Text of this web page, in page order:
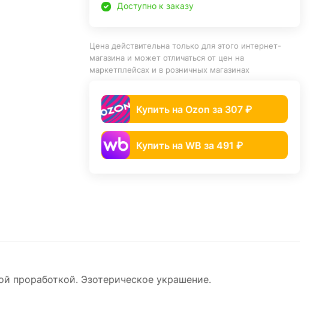
Доступно к заказу
Цена действительна только для этого интернет-
магазина и может отличаться от цен на
маркетплейсах и в розничных магазинах
Купить на Ozon за 307 ₽
Купить на WB за 491 ₽
проработкой. Эзотерическое украшение.